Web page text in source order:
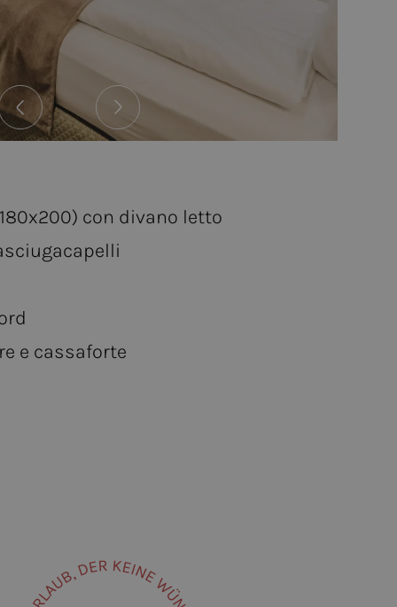
con divano letto
e cassaforte